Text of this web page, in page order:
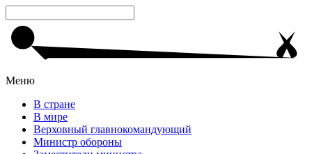
Меню
В стране
В мире
Верховный главнокомандующий
Министр обороны